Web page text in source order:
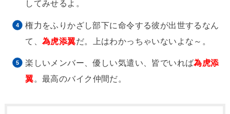
してみせるよ。
権力をふりかざし部下に命令する彼が出世するなん
て、為虎添翼だ。上はわかっちゃいないよな～。
楽しいメンバー、優しい気遣い、皆でいれば為虎添
翼。最高のバイク仲間だ。